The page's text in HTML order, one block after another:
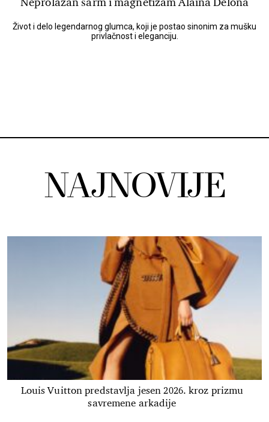
Život i delo legendarnog glumca, koji je postao sinonim za mušku
privlačnost i eleganciju.
NAJNOVIJE
Louis Vuitton predstavlja jesen 2026. kroz prizmu
savremene arkadije